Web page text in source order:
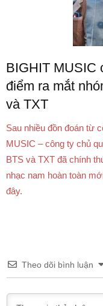
BIGHIT MUSIC
điểm ra mắt
và TXT
Sau nhiều đồn đoán từ
MUSIC – công ty chủ
BTS và TXT đã chính
nhạc nam hoàn toàn
đây.
Theo dõi bình luận